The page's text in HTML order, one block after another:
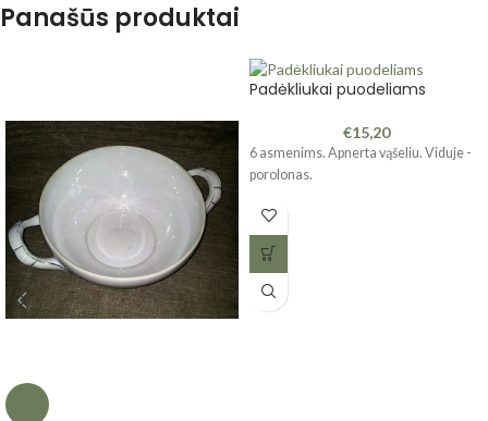
Panašūs produktai
Padėkliukai puodeliams
€15,20
6 asmenims. Apnerta vąšeliu. Viduje -
porolonas.